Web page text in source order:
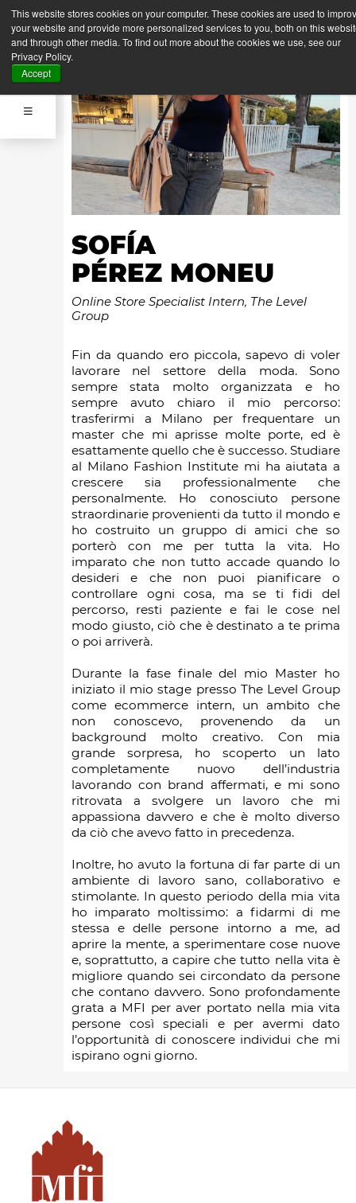
This website stores cookies on your computer. These cookies are used to
your website and provide more personalized services to you, both on this
and through other media. To find out more about the cookies we use, see our
Privacy Policy.
Accept
SOFÍA
PÉREZ MONEU
Online Store Specialist Intern, The Level
Group
Fin da quando ero piccola, sapevo di voler
lavorare nel settore della moda. Sono
sempre stata molto organizzata e ho
sempre avuto chiaro il mio percorso:
trasferirmi a Milano per frequentare un
master che mi aprisse molte porte, ed è
esattamente quello che è successo. Studiare
al Milano Fashion Institute mi ha aiutata a
crescere sia professionalmente che
personalmente. Ho conosciuto persone
straordinarie provenienti da tutto il mondo e
ho costruito un gruppo di amici che so
porterò con me per tutta la vita. Ho
imparato che non tutto accade quando lo
desideri e che non puoi pianificare o
controllare ogni cosa, ma se ti fidi del
percorso, resti paziente e fai le cose nel
modo giusto, ciò che è destinato a te prima
o poi arriverà.
Durante la fase finale del mio Master ho
iniziato il mio stage presso The Level Group
come ecommerce intern, un ambito che
non conoscevo, provenendo da un
background molto creativo. Con mia
grande sorpresa, ho scoperto un lato
completamente nuovo dell’industria
lavorando con brand affermati, e mi sono
ritrovata a svolgere un lavoro che mi
appassiona davvero e che è molto diverso
da ciò che avevo fatto in precedenza.
Inoltre, ho avuto la fortuna di far parte di un
ambiente di lavoro sano, collaborativo e
stimolante. In questo periodo della mia vita
ho imparato moltissimo: a fidarmi di me
stessa e delle persone intorno a me, ad
aprire la mente, a sperimentare cose nuove
e, soprattutto, a capire che tutto nella vita è
migliore quando sei circondato da persone
che contano davvero. Sono profondamente
grata a MFI per aver portato nella mia vita
persone così speciali e per avermi dato
l’opportunità di conoscere individui che mi
ispirano ogni giorno.